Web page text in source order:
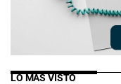
LO MÁS VISTO